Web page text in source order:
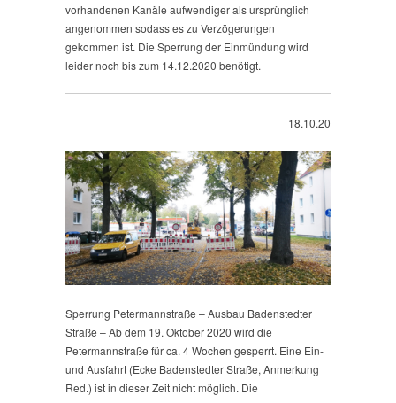
vorhandenen Kanäle aufwendiger als ursprünglich
angenommen sodass es zu Verzögerungen
gekommen ist. Die Sperrung der Einmündung wird
leider noch bis zum 14.12.2020 benötigt.
18.10.20
Sperrung Petermannstraße – Ausbau Badenstedter
Straße – Ab dem 19. Oktober 2020 wird die
Petermannstraße für ca. 4 Wochen gesperrt. Eine Ein-
und Ausfahrt (Ecke Badenstedter Straße, Anmerkung
Red.) ist in dieser Zeit nicht möglich. Die